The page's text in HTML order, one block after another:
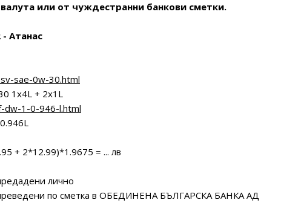
или от чуждестранни банкови сметки.
- Атанас
sae-0w-30.html
1x4L + 2х1L
dw-1-0-946-l.html
+ 2*12.99)*1.9675 = ... лв
лично
сметка в ОБЕДИНЕНА БЪЛГАРСКА БАНКА АД